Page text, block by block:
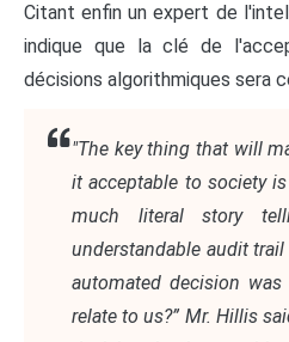
Citant enfin un expert de
indique que la clé de
décisions algorithmiques sera
"The key thing that will
it acceptable to society
much literal story
understandable audit
automated decision
relate to us?” Mr. Hillis